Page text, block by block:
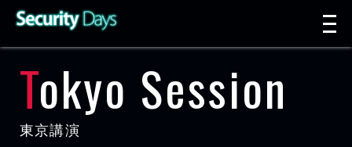
Tokyo Session
東京講演